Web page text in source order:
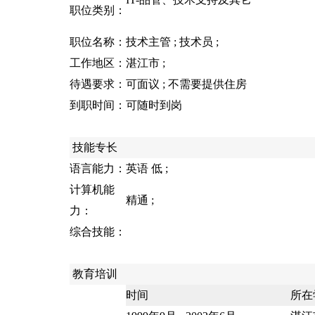
职位类别：
职位名称： 技术主管 ; 技术员 ;
工作地区： 湛江市 ;
待遇要求： 可面议 ; 不需要提供住房
到职时间： 可随时到岗
技能专长
语言能力： 英语 低 ;
计算机能
力：
精通 ;
综合技能：
教育培训
时间 所